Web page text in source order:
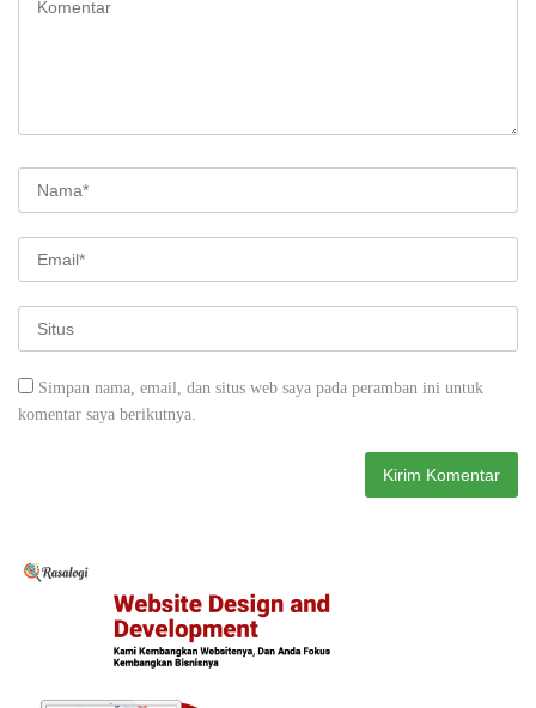
Simpan nama, email, dan situs web saya pada peramban ini untuk
komentar saya berikutnya.